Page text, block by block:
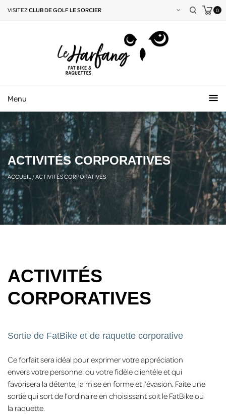
VISITEZCLUB DE GOLF LE SORCIER 0
Menu
ACTIVITÉS CORPORATIVES
ACCUEIL/ACTIVITÉS CORPORATIVES
ACTIVITÉS
CORPORATIVES
Sortie de FatBike et de raquette corporative
Ce forfait sera idéal pour exprimer votre appréciation
envers votre personnel ou votre fidèle clientèle et qui
favorisera la détente, la mise en forme et l’évasion. Faite une
sortie qui sort de l’ordinaire en choisissant soit le FatBike ou
la raquette.